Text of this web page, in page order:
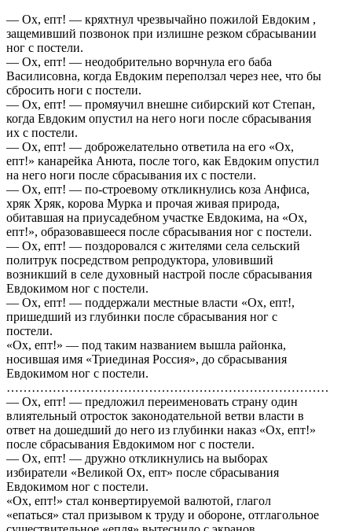
— Ох, епт! — кряхтнул чрезвычайно пожилой Евдоким ,
защемивший позвонок при излишне резком сбрасывании
ног с постели.
— Ох, епт! — неодобрительно ворчнула его баба
Василисовна, когда Евдоким переползал через нее, что бы
сбросить ноги с постели.
— Ох, епт! — промяучил внешне сибирский кот Степан,
когда Евдоким опустил на него ноги после сбрасывания
их с постели.
— Ох, епт! — доброжелательно ответила на его «Ох,
епт!» канарейка Анюта, после того, как Евдоким опустил
на него ноги после сбрасывания их с постели.
— Ох, епт! — по-строевому откликнулись коза Анфиса,
хряк Хряк, корова Мурка и прочая живая природа,
обитавшая на приусадебном участке Евдокима, на «Ох,
епт!», образовавшееся после сбрасывания ног с постели.
— Ох, епт! — поздоровался с жителями села сельский
политрук посредством репродуктора, уловивший
возникший в селе духовный настрой после сбрасывания
Евдокимом ног с постели.
— Ох, епт! — поддержали местные власти «Ох, епт!,
пришедший из глубинки после сбрасывания ног с
постели.
«Ох, епт!» — под таким названием вышла районка,
носившая имя «Триединая Россия», до сбрасывания
Евдокимом ног с постели.
— Ох, епт! — предложил переименовать страну один
влиятельный отросток законодательной ветви власти в
ответ на дошедший до него из глубинки наказ «Ох, епт!»
после сбрасывания Евдокимом ног с постели.
— Ох, епт! — дружно откликнулись на выборах
избиратели «Великой Ох, епт» после сбрасывания
Евдокимом ног с постели.
«Ох, епт!» стал конвертируемой валютой, глагол
«епаться» стал призывом к труду и обороне, отглагольное